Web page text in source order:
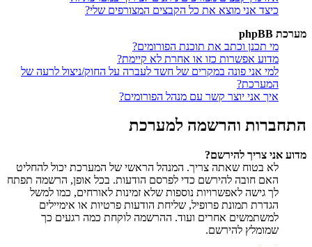
כיצד אני מוצא את כל הקבצים המצורפים שלי?
מערכת phpBB
מי תכנן וכתב את תוכנת הפורומים?
מדוע אפשרות כזו או אחרת לא קיימת?
למי אני פונה במקרים של חשד לעברה על החוק/ניצול לרעה של
המערכת?
איך אני יוצר קשר עם מנהל הפורומים?
התחברות והרשמה למערכת
מדוע אני צריך להירשם?
לא בטוח שאתה צריך. המנהל הראשי של המערכת יכול להחליט
האם חובה להירשם כדי לפרסם הודעות. בכל אופן, הרשמה תפתח
לך גישה לאפשרויות נוספות שלא זמינות לאורחים, כמו למשל
הגדרת תמונת פרופיל, שליחת הודעות פרטיות או אימיילים
למשתמשים אחרים ועוד. ההרשמה לוקחת כמה רגעים כך
שמומלץ להירשם.